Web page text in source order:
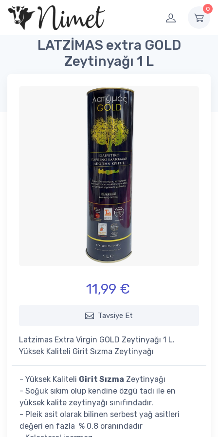
0
LATZİMAS extra GOLD
Zeytinyağı 1 L
11,99 €
Tavsiye Et
Latzimas Extra Virgin GOLD Zeytinyağı 1 L.
Yüksek Kaliteli Girit Sızma Zeytinyağı
- Yüksek Kaliteli Girit Sızma Zeytinyağı
- Soğuk sıkım olup kendine özgü tadı ile en
yüksek kalite zeytinyağı sınıfındadır.
- Pleik asit olarak bilinen serbest yağ asitleri
değeri en fazla % 0,8 oranındadır